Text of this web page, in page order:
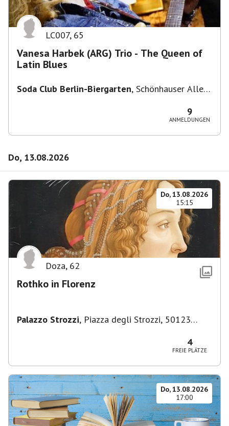
LC007, 65
Vanesa Harbek (ARG) Trio - The Queen of
Latin Blues
Soda Club Berlin-Biergarten, Schönhauser Allee
9
ANMELDUNGEN
Do, 13.08.2026
Do, 13.08.2026
15:15
Doza, 62
Rothko in Florenz
Palazzo Strozzi, Piazza degli Strozzi, 50123
4
FREIE PLÄTZE
Do, 13.08.2026
17:00